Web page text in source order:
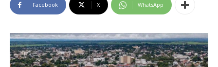
Facebook X WhatsApp